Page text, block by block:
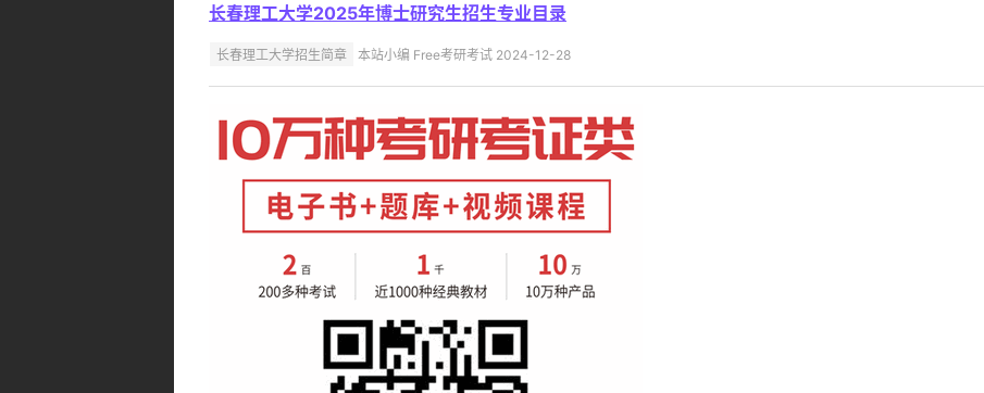
长春理工大学2025年博士研究生招生专业目录
长春理工大学招生简章 本站小编 Free考研考试 2024-12-28